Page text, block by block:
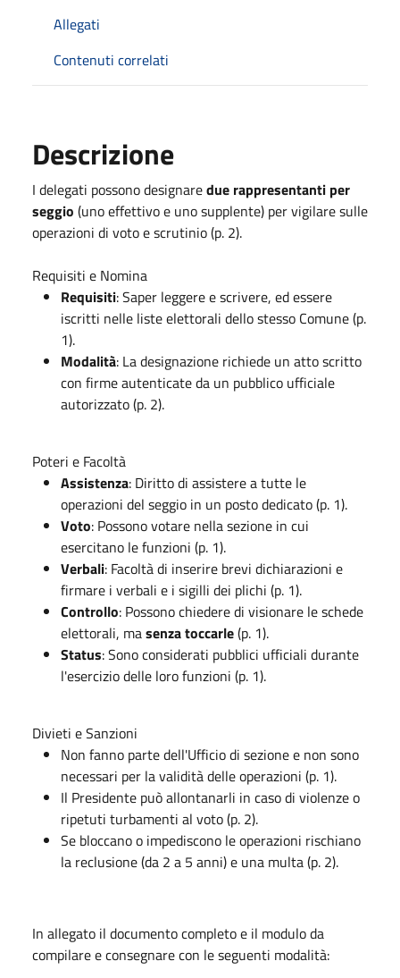
Allegati
Contenuti correlati
Descrizione
I delegati possono designaredue rappresentanti per
seggio (uno effettivo e uno supplente) per vigilare sulle
operazioni di voto e scrutinio (p. 2).
Requisiti e Nomina
Requisiti: Saper leggere e scrivere, ed essere
iscritti nelle liste elettorali dello stesso Comune (p.
1).
Modalità: La designazione richiede un atto scritto
con firme autenticate da un pubblico ufficiale
autorizzato (p. 2).
Poteri e Facoltà
Assistenza: Diritto di assistere a tutte le
operazioni del seggio in un posto dedicato (p. 1).
Voto: Possono votare nella sezione in cui
esercitano le funzioni (p. 1).
Verbali: Facoltà di inserire brevi dichiarazioni e
firmare i verbali e i sigilli dei plichi (p. 1).
Controllo: Possono chiedere di visionare le schede
elettorali, masenza toccarle(p. 1).
Status: Sono considerati pubblici ufficiali durante
l'esercizio delle loro funzioni (p. 1).
Divieti e Sanzioni
Non fanno parte dell'Ufficio di sezione e non sono
necessari per la validità delle operazioni (p. 1).
Il Presidente può allontanarli in caso di violenze o
ripetuti turbamenti al voto (p. 2).
Se bloccano o impediscono le operazioni rischiano
la reclusione (da 2 a 5 anni) e una multa (p. 2).
In allegato il documento completo e il modulo da
compilare e consegnare con le seguenti modalità: